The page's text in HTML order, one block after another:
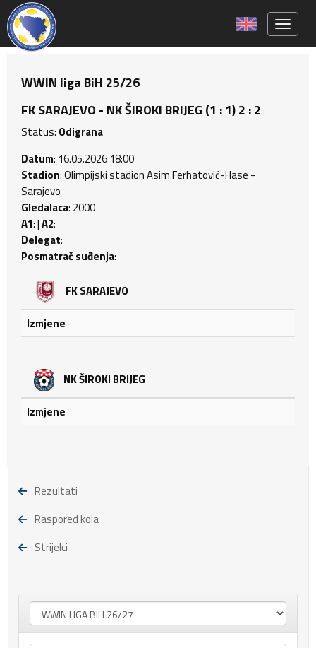
WWIN liga BiH 25/26
FK SARAJEVO - NK ŠIROKI BRIJEG (1 : 1) 2 : 2
Status: Odigrana
Datum: 16.05.2026 18:00
Stadion: Olimpijski stadion Asim Ferhatović-Hase -
Sarajevo
Gledalaca: 2000
A1: |A2:
Delegat:
Posmatrač suđenja:
FK SARAJEVO
Izmjene
NK ŠIROKI BRIJEG
Izmjene
Rezultati
Raspored kola
Strijelci